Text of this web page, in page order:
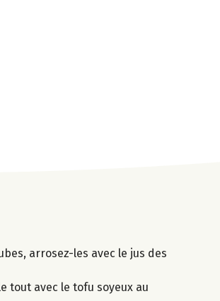
arrosez-les avec le jus des
tout avec le tofu soyeux au